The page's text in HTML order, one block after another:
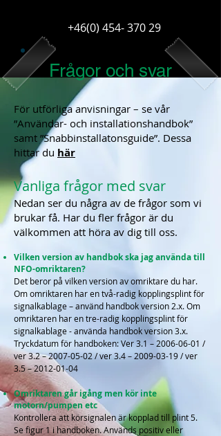
+46(0) 454- 370 29
Frågor och svar
För utförliga anvisningar – se vår
”Användar- och installationshandbok”
samt ”Snabbinstallatonsguide”. Dessa
hittar du här
Vanliga frågor med svar
Nedan ser du några av de frågor som vi
brukar få. Har du fler frågor är du
välkommen att höra av dig till oss.
Vilken version av handbok ska jag använda till
NFO-omriktaren?
Det beror på vilken version av omriktare du har.
Om omriktaren har en två-radig kopplingsplint för
signalkablage – använd handbok version 2.x. Om
omriktaren har en tre-radig kopplingsplint för
signalkablage - använda handbok version 3.x.
Tryckdatum för handboken: Ver 3.1 – 2006-06-01 /
ver 3.2 –2007-05-02 / ver 3.4 –2009-03-19/ ver
3.5 –2012-01-04
Omriktaren går igång men kör inte
motorn/pumpen etc
Kontrollera att körsignalen är kopplad till plint 5.
Se figur 1 i handboken. Används positiv eller